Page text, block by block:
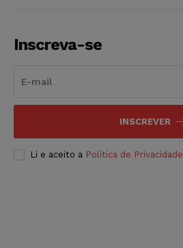
Inscreva-se
INSCREVER
Li e aceito a Política de Privacidade